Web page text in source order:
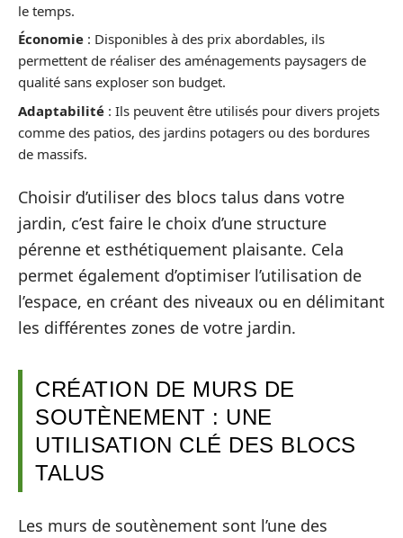
le temps.
Économie : Disponibles à des prix abordables, ils
permettent de réaliser des aménagements paysagers de
qualité sans exploser son budget.
Adaptabilité : Ils peuvent être utilisés pour divers projets
comme des patios, des jardins potagers ou des bordures
de massifs.
Choisir d’utiliser des blocs talus dans votre
jardin, c’est faire le choix d’une structure
pérenne et esthétiquement plaisante. Cela
permet également d’optimiser l’utilisation de
l’espace, en créant des niveaux ou en délimitant
les différentes zones de votre jardin.
CRÉATION DE MURS DE
SOUTÈNEMENT : UNE
UTILISATION CLÉ DES BLOCS
TALUS
Les murs de soutènement sont l’une des